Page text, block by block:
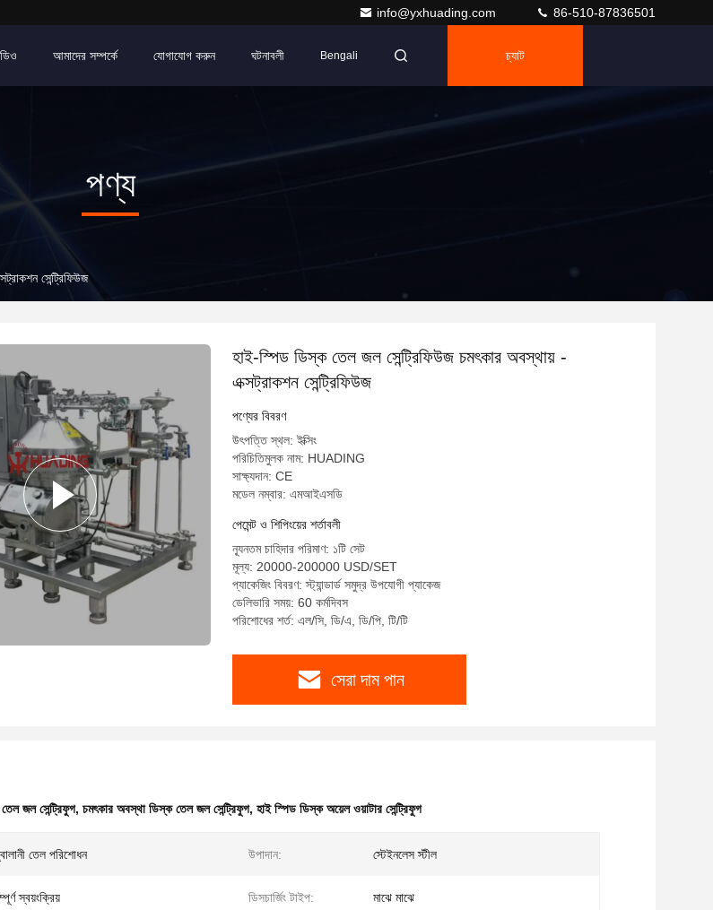
info@yxhuading.com 86-510-87836501
আমাদের সম্পর্কে যোগাযোগ করুন ঘটনাবলী Bengali চ্যাট
পণ্য
সেন্ট্রিফিউজ
হাই-স্পিড ডিস্ক তেল জল সেন্ট্রিফিউজ চমৎকার অবস্থায় -
এক্সট্রাকশন সেন্ট্রিফিউজ
পণ্যের বিবরণ
উৎপত্তি স্থল: ইক্সিং
পরিচিতিমুলক নাম: HUADING
সাক্ষ্যদান: CE
মডেল নম্বার: এমআইএসডি
পেমেন্ট ও শিপিংয়ের শর্তাবলী
ন্যূনতম চাহিদার পরিমাণ: ১টি সেট
মূল্য: 20000-200000 USD/SET
প্যাকেজিং বিবরণ: স্ট্যান্ডার্ড সমুদ্র উপযোগী প্যাকেজ
ডেলিভারি সময়: 60 কর্মদিবস
পরিশোধের শর্ত: এল/সি, ডি/এ, ডি/পি, টি/টি
সেরা দাম পান
জল সেন্ট্রিফুগ, চমৎকার অবস্থা ডিস্ক তেল জল সেন্ট্রিফুগ, হাই স্পিড ডিস্ক অয়েল ওয়াটার সেন্ট্রিফুগ
তেল পরিশোধন উপাদান: স্টেইনলেস স্টীল
স্বয়ংক্রিয় ডিসচার্জিং টাইপ: মাঝে মাঝে